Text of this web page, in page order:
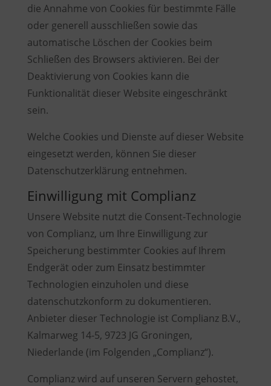
die Annahme von Cookies für bestimmte Fälle
oder generell ausschließen sowie das
automatische Löschen der Cookies beim
Schließen des Browsers aktivieren. Bei der
Deaktivierung von Cookies kann die
Funktionalität dieser Website eingeschränkt
sein.
Welche Cookies und Dienste auf dieser Website
eingesetzt werden, können Sie dieser
Datenschutzerklärung entnehmen.
Einwilligung mit Complianz
Unsere Website nutzt die Consent-Technologie
von Complianz, um Ihre Einwilligung zur
Speicherung bestimmter Cookies auf Ihrem
Endgerät oder zum Einsatz bestimmter
Technologien einzuholen und diese
datenschutzkonform zu dokumentieren.
Anbieter dieser Technologie ist Complianz B.V.,
Kalmarweg 14-5, 9723 JG Groningen,
Niederlande (im Folgenden „Complianz“).
Complianz wird auf unseren Servern gehostet,